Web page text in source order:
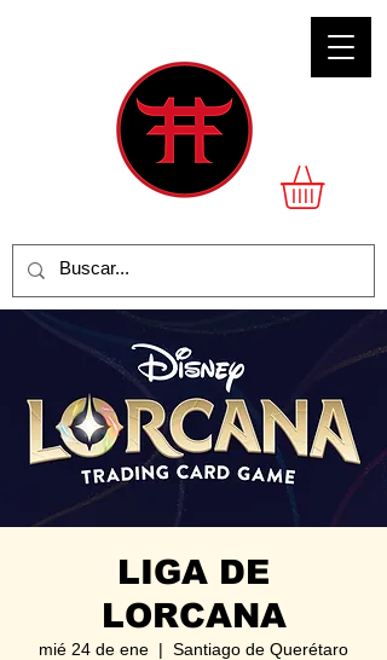
LIGA DE
LORCANA
mié 24 de ene
  |
Santiago de Querétaro